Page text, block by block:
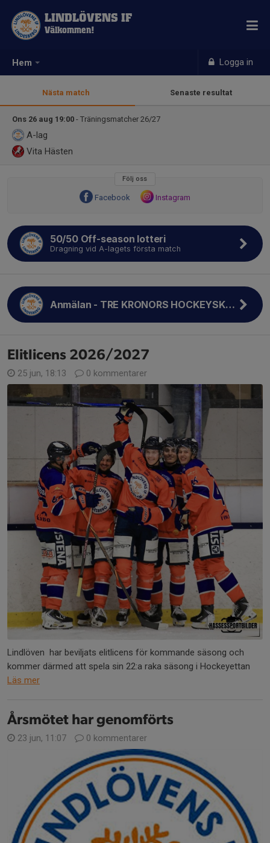
Hem Logga in
LINDLÖVENS IF
Välkommen!
Nästa match Senaste resultat
Ons 26 aug 19:00 - Träningsmatcher 26/27
A-lag
Vita Hästen
Följ oss
Facebook Instagram
50/50 Off-season lotteri
Dragning vid A-lagets första match
Anmälan - TRE KRONORS HOCKEYSKOLA
Elitlicens 2026/2027
25 jun, 18:13 0 kommentarer
Lindlöven har beviljats elitlicens för kommande säsong och
kommer därmed att spela sin 22:a raka säsong i Hockeyettan
Läs mer
Årsmötet har genomförts
23 jun, 11:07 0 kommentarer